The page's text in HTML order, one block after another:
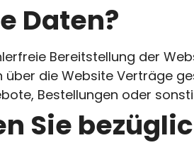
Daten?
Bereitstellung der
die Website Verträge
Bestellungen oder
Sie